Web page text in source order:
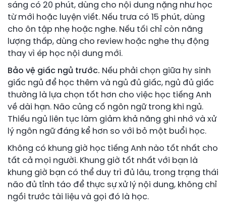
sáng có 20 phút, dùng cho nội dung nặng như học
từ mới hoặc luyện viết. Nếu trưa có 15 phút, dùng
cho ôn tập nhẹ hoặc nghe. Nếu tối chỉ còn năng
lượng thấp, dùng cho review hoặc nghe thụ động
thay vì ép học nội dung mới.
Bảo vệ giấc ngủ trước. Nếu phải chọn giữa hy sinh
giấc ngủ để học thêm và ngủ đủ giấc, ngủ đủ giấc
thường là lựa chọn tốt hơn cho việc học tiếng Anh
về dài hạn. Não củng cố ngôn ngữ trong khi ngủ.
Thiếu ngủ liên tục làm giảm khả năng ghi nhớ và xử
lý ngôn ngữ đáng kể hơn so với bỏ một buổi học.
Không có khung giờ học tiếng Anh nào tốt nhất cho
tất cả mọi người. Khung giờ tốt nhất với bạn là
khung giờ bạn có thể duy trì đủ lâu, trong trạng thái
não đủ tỉnh táo để thực sự xử lý nội dung, không chỉ
ngồi trước tài liệu và gọi đó là học.